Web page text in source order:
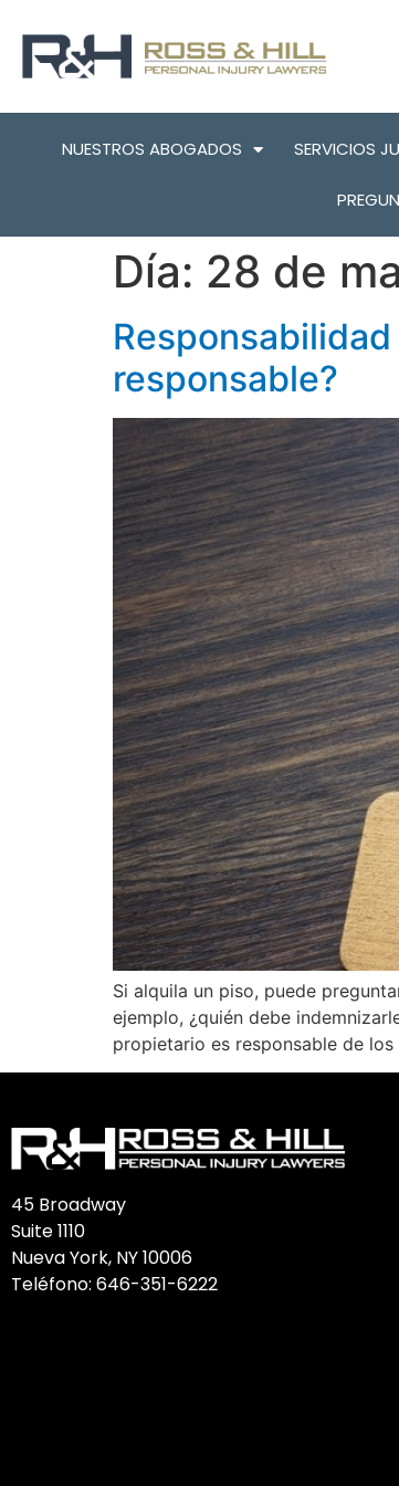
NUESTROS ABOGADOS SERVICIOS
Día: 28 de
responsable?
Si alquila un piso, puede
ejemplo, ¿quién debe
propietario es responsable de
45 Broadway
Suite 1110
Nueva York, NY 10006
Teléfono: 646-351-6222